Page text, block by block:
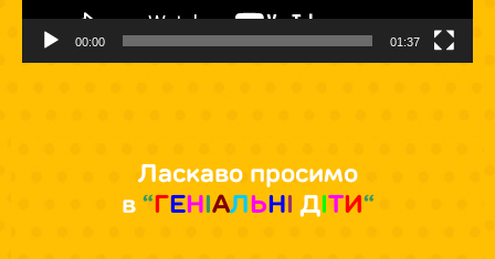
00:00 01:37
Ласкаво просимо
в “ГЕНІАЛЬНІ ДІТИ“